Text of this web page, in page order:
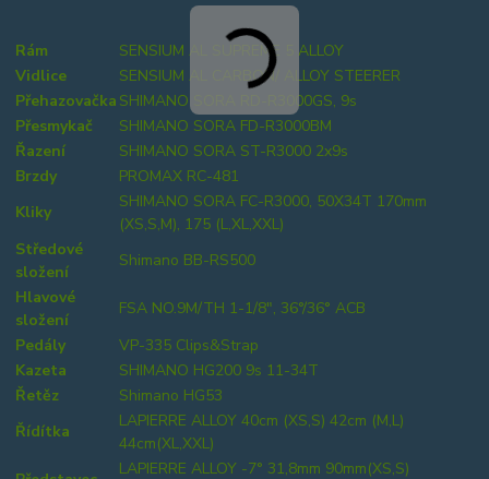
Rám
SENSIUM AL SUPREME 5 ALLOY
Vidlice
SENSIUM AL CARBON/ ALLOY STEERER
Přehazovačka SHIMANO SORA RD-R3000GS, 9s
Přesmykač
SHIMANO SORA FD-R3000BM
Řazení
SHIMANO SORA ST-R3000 2x9s
Brzdy
PROMAX RC-481
Kliky
SHIMANO SORA FC-R3000, 50X34T 170mm
(XS,S,M), 175 (L,XL,XXL)
Středové
složení
Shimano BB-RS500
Hlavové
složení
FSA NO.9M/TH 1-1/8", 36°/36° ACB
Pedály
VP-335 Clips&Strap
Kazeta
SHIMANO HG200 9s 11-34T
Řetěz
Shimano HG53
Řídítka
LAPIERRE ALLOY 40cm (XS,S) 42cm (M,L)
44cm(XL,XXL)
LAPIERRE ALLOY -7° 31,8mm 90mm(XS,S)